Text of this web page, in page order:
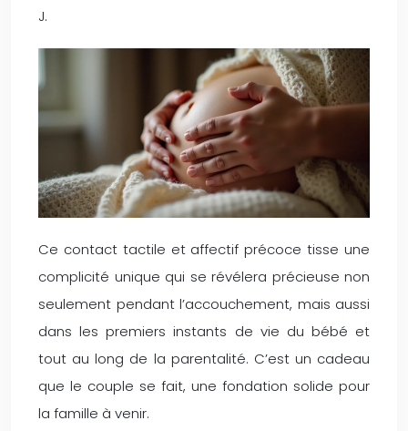
J.
Ce contact tactile et affectif précoce tisse une
complicité unique qui se révélera précieuse non
seulement pendant l’accouchement, mais aussi
dans les premiers instants de vie du bébé et
tout au long de la parentalité. C’est un cadeau
que le couple se fait, une fondation solide pour
la famille à venir.